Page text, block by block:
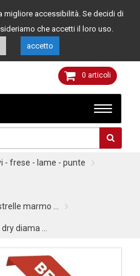
349 4262144
0 articoli
- frese - lame - punte
marmo ...
diama ...
migliore accessibilità. Se decidi di
che accetti il loro uso.
accetto